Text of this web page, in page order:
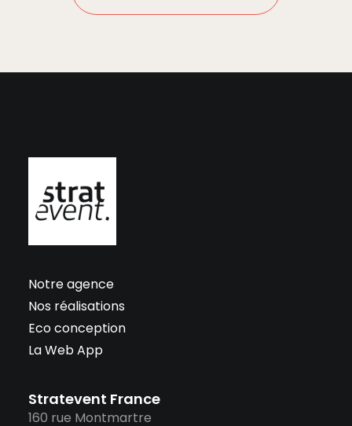
Notre agence
Nos réalisations
Eco conception
La Web App
Stratevent France
160 rue Montmartre